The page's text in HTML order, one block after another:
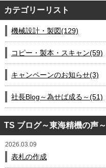
カテゴリーリスト
機械設計・製図(129)
コピー・製本・スキャン(59)
キャンペーンのお知らせ(3)
社長Blog～為せば成る～(51)
TS ブログ～東海精機の声～
2026.03.09
表札の作成